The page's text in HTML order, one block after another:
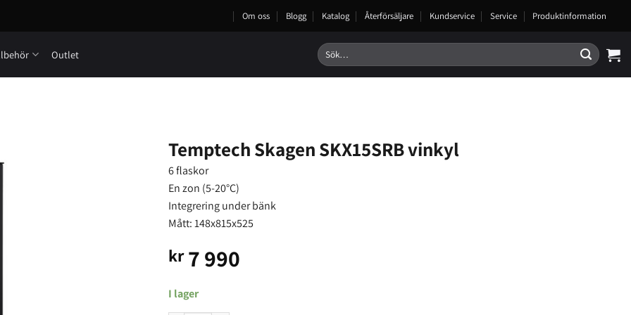
Om oss Blogg Katalog Återförsäljare Kundservice Service Produktinformation
Outlet
Sök
efter:
Temptech Skagen SKX15SRB vinkyl
6 flaskor
En zon (5-20°C)
Integrering under bänk
Mått: 148x815x525
kr7 990
I lager